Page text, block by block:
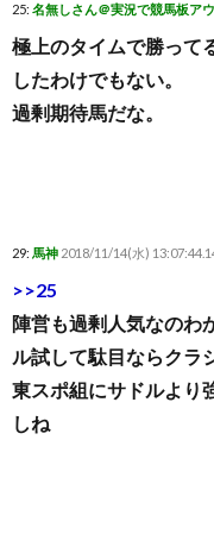
25: 名無しさん＠実況で競馬板ア
極上のタイムで勝って
したわけでもない。
過剰期待馬だな。
29: 馬神 2018/11/14(水)
>>25
陣営も過剰人気なのわ
ル試して駄目ならクラ
東スポ組にサドルより
しね